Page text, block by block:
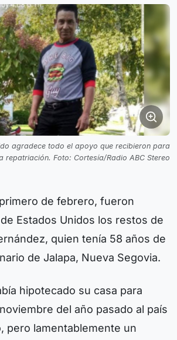
agradece todo el apoyo que recibieron para
repatriación. Foto: Cortesía/Radio ABC Stereo
de febrero, fueron
Estados Unidos los restos de
quien tenía 58 años de
de Jalapa, Nueva Segovia.
hipotecado su casa para
del año pasado al país
pero lamentablemente un